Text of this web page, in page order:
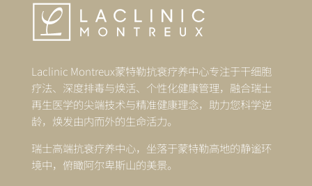
Laclinic Montreux蒙特勒抗衰疗养中心专注于干细胞
疗法、深度排毒与焕活、个性化健康管理，融合瑞士
再生医学的尖端技术与精准健康理念，助力您科学逆
龄，焕发由内而外的生命活力。
瑞士高端抗衰疗养中心，坐落于蒙特勒高地的静谧环
境中，俯瞰阿尔卑斯山的美景。